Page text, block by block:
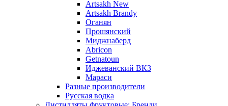
Artsakh New
Artsakh Brandy
Оганян
Прошянский
Миджнаберд
Abricon
Getnatoun
Иджеванский ВКЗ
Мараси
Разные производители
Русская водка